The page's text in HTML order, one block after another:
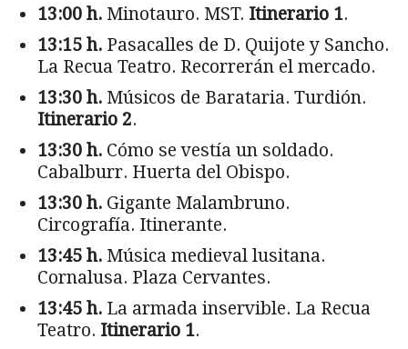
13:00 h. Minotauro. MST. Itinerario 1.
13:15 h. Pasacalles de D. Quijote y Sancho.
La Recua Teatro. Recorrerán el mercado.
13:30 h. Músicos de Barataria. Turdión.
Itinerario 2.
13:30 h. Cómo se vestía un soldado.
Cabalburr. Huerta del Obispo.
13:30 h. Gigante Malambruno.
Circografía. Itinerante.
13:45 h. Música medieval lusitana.
Cornalusa. Plaza Cervantes.
13:45 h. La armada inservible. La Recua
Teatro. Itinerario 1.